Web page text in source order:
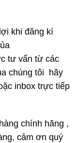
khi đăng kí
tư vấn từ các
chúng tôi hãy
inbox trực tiếp
chính hãng ,
cảm ơn quý